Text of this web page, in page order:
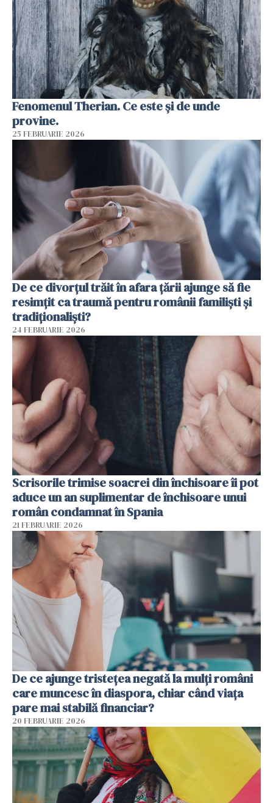
Fenomenul Therian. Ce este și de unde
provine.
25 FEBRUARIE 2026
De ce divorțul trăit în afara țării ajunge să fie
resimțit ca traumă pentru românii familiști și
tradiționaliști?
24 FEBRUARIE 2026
Scrisorile trimise soacrei din închisoare îi pot
aduce un an suplimentar de închisoare unui
român condamnat în Spania
21 FEBRUARIE 2026
De ce ajunge tristețea negată la mulți români
care muncesc în diaspora, chiar când viața
pare mai stabilă financiar?
20 FEBRUARIE 2026